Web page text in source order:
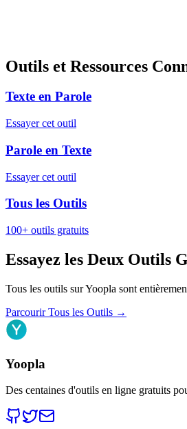
Outils et Ressources
Texte en Parole
Essayer cet outil
Parole en Texte
Essayer cet outil
Tous les Outils
100+ outils gratuits
Essayez les Deux Outils
Tous les outils sur Yoopla sont
Parcourir Tous les Outils →
Yoopla
Des centaines d'outils en ligne gratuits